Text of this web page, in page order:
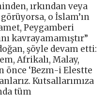
ırkından veya
o İslam’ın
Peygamberi
kavrayamamıştır”
şöyle devam etti:
Afrikalı, Malay,
‘Bezm-i Elestte
Kutsallarımıza
tüm